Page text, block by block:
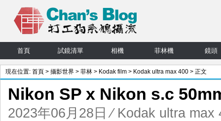
首頁 試鏡清單 相機 菲林機 鏡頭
現在位置: 首頁 > 攝影世界 > 菲林 > Kodak film > Kodak ultra max 400 > 正文
Nikon SP x Nikon s.c
2023年06月28日 ⁄ Kodak ultra max